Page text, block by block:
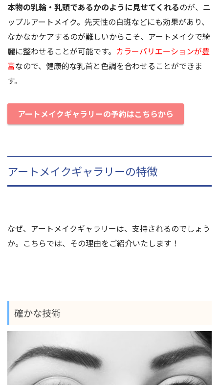
本物の乳輪・乳頭であるかのように見せてくれるのが、ニ
ップルアートメイク。先天性の白斑などにも効果があり、
なかなかケアするのが難しいからこそ、アートメイクで綺
麗に整わせることが可能です。 カラーバリエーションが豊
富なので、健康的な乳首と色調を合わせることができま
す。
アートメイクギャラリーの予約はこちらから
アートメイクギャラリーの特徴
なぜ、アートメイクギャラリーは、支持されるのでしょう
か。こちらでは、その理由をご紹介いたします！
確かな技術